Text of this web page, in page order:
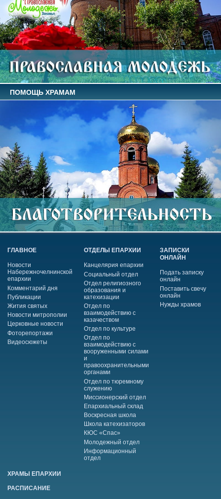
ПОМОЩЬ ХРАМАМ
ГЛАВНОЕ
Новости
Набережночелнинской
епархии
Комментарий дня
Публикации
Жития святых
Новости митрополии
Церковные новости
Фоторепортажи
Видеосюжеты
ОТДЕЛЫ ЕПАРХИИ
Канцелярия епархии
Социальный отдел
Отдел религиозного
образования и
катехизации
Отдел по
взаимодействию с
казачеством
Отдел по культуре
Отдел по
взаимодействию с
вооруженными силами
и
правоохранительными
органами
Отдел по тюремному
служению
Миссионерский отдел
Епархиальный склад
Воскресная школа
Школа катехизаторов
КЮС «Спас»
Молодежный отдел
Информационный
отдел
ЗАПИСКИ
ОНЛАЙН
Подать записку
онлайн
Поставить свечу
онлайн
Нужды храмов
ХРАМЫ ЕПАРХИИ
РАСПИСАНИЕ